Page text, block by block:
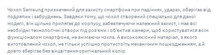
Чохол Samsung призначений для захисту смартфона при падіннях, ударах, оберігає від
подряпин і забруднень. Завдяки тому, що чохол створений спеціально для даної
моделі, він щільно прилягає до корпусу, забезпечуючи належний захист, і має всі
необхідні технологічні отвори під роз'єми і об'єктив камери, щоб користуватися всім
функціоналом смартфона, не знімаючи чохла. А високоякісний матеріал, з якого
виготовлений чохол, не тільки успішно протистоїть механічним пошкодженням, а й
довго зберігає без вицвітання оригінальний колір.